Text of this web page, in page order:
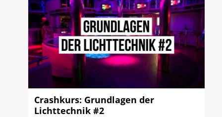
Crashkurs: Grundlagen der
Lichttechnik #2